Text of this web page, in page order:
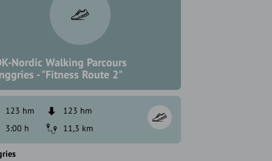
Nordic Walking Parcours
- "Fitness Route 2"
123 hm
123 hm
3:00 h
11,3 km